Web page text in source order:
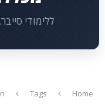
ללימודי סייבר, AI, ניהול רשתות ותקשורת
Home
Tags